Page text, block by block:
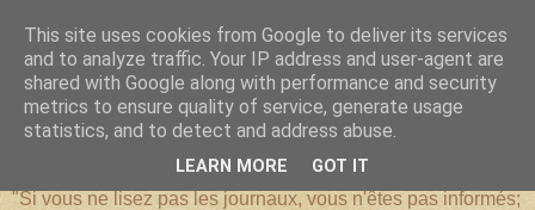
SERIATIM
"Si vous ne lisez pas les journaux, vous n'êtes pas informés;
This site uses cookies from Google to deliver its services
and to analyze traffic. Your IP address and user-agent are
shared with Google along with performance and security
metrics to ensure quality of service, generate usage
statistics, and to detect and address abuse.
LEARN MORE GOT IT